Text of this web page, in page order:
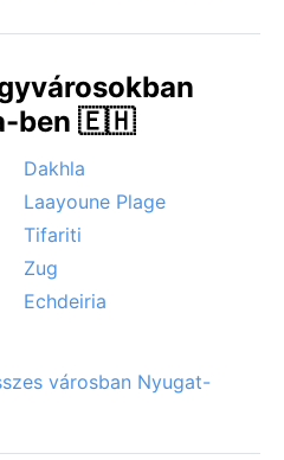
ben 🇪🇭
Dakhla
Laayoune Plage
Tifariti
Zug
Echdeiria
városban Nyugat-